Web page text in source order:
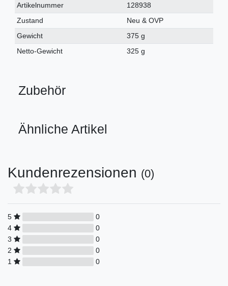
Technisches
Merkmal
Wert
Artikelnummer
128938
Zustand
Neu & OVP
Gewicht
375 g
Netto-Gewicht
325 g
Zubehör
Ähnliche Artikel
Kundenrezensionen (0)
5
0
4
0
3
0
2
0
1
0